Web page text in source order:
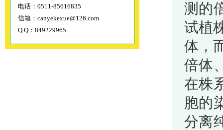
电话：0511-85616835
信箱：canyekexue@126.com
Q Q：849229965
测的
试植
体，
倍体
在株
胞的
分离